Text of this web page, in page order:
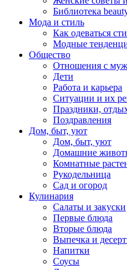
Библиотека
Мода и стиль
Как одеваться
Модные
Общество
Отношения с
Дети
Работа и карьера
Ситуации и их
Праздники,
Поздравления
Дом, быт, уют
Дом, быт, уют
Домашние
Комнатные
Рукодельница
Сад и огород
Кулинария
Салаты и закуски
Первые блюда
Вторые блюда
Выпечка и
Напитки
Соусы